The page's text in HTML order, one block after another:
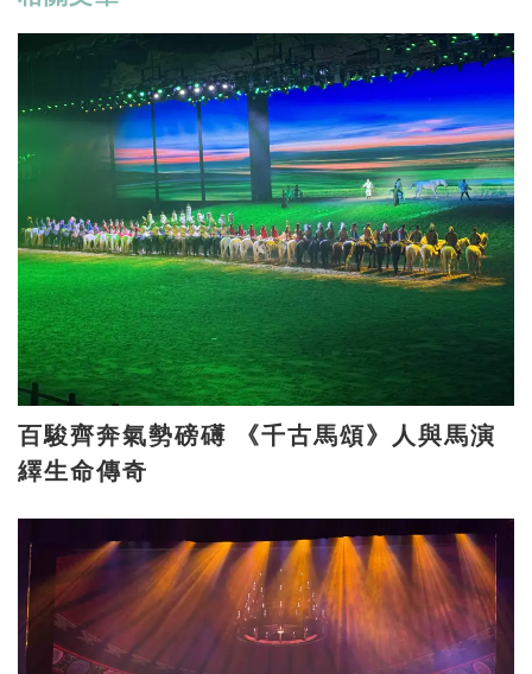
百駿齊奔氣勢磅礡 《千古馬頌》人與馬演
繹生命傳奇